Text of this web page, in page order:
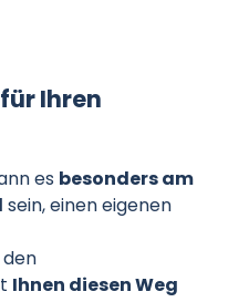
Ihren
es besonders am
sein, einen eigenen
Ihnen diesen Weg